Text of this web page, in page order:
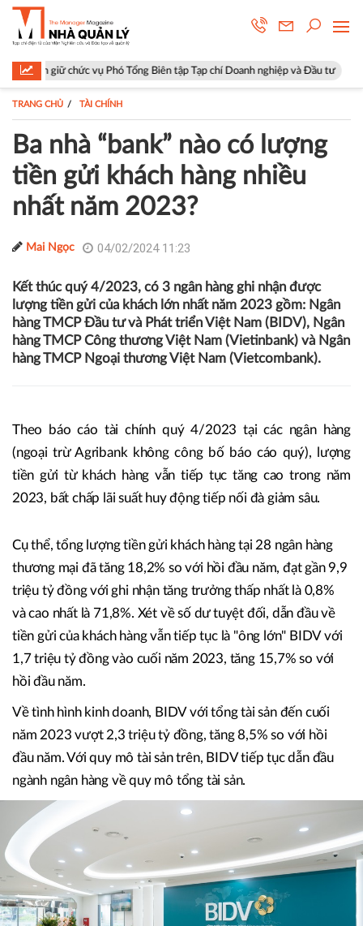
vụ Phó Tổng Biên tập Tạp chí Doanh nghiệp và Đầu tư Hà Nội:
TRANG CHỦ TÀI CHÍNH
Ba nhà “bank” nào có lượng
tiền gửi khách hàng nhiều
nhất năm 2023?
Mai Ngọc 04/02/2024 11:23
Kết thúc quý 4/2023, có 3 ngân hàng ghi nhận được
lượng tiền gửi của khách lớn nhất năm 2023 gồm: Ngân
hàng TMCP Đầu tư và Phát triển Việt Nam (BIDV), Ngân
hàng TMCP Công thương Việt Nam (Vietinbank) và Ngân
hàng TMCP Ngoại thương Việt Nam (Vietcombank).
Theo báo cáo tài chính quý 4/2023 tại các ngân hàng
(ngoại trừ Agribank không công bố báo cáo quý), lượng
tiền gửi từ khách hàng vẫn tiếp tục tăng cao trong năm
2023, bất chấp lãi suất huy động tiếp nối đà giảm sâu.
Cụ thể, tổng lượng tiền gửi khách hàng tại 28 ngân hàng
thương mại đã tăng 18,2% so với hồi đầu năm, đạt gần 9,9
triệu tỷ đồng với ghi nhận tăng trưởng thấp nhất là 0,8%
và cao nhất là 71,8%. Xét về số dư tuyệt đối, dẫn đầu về
tiền gửi của khách hàng vẫn tiếp tục là "ông lớn" BIDV với
1,7 triệu tỷ đồng vào cuối năm 2023, tăng 15,7% so với
hồi đầu năm.
Về tình hình kinh doanh, BIDV với tổng tài sản đến cuối
năm 2023 vượt 2,3 triệu tỷ đồng, tăng 8,5% so với hồi
đầu năm. Với quy mô tài sản trên, BIDV tiếp tục dẫn đầu
ngành ngân hàng về quy mô tổng tài sản.